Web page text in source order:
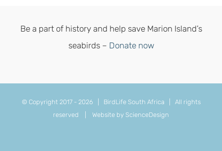
Be a part of history and help save Marion Island’s
seabirds – Donate now
© Copyright 2017 - 2026 | BirdLife South Africa | All rights
reserved |
Website by ScienceDesign